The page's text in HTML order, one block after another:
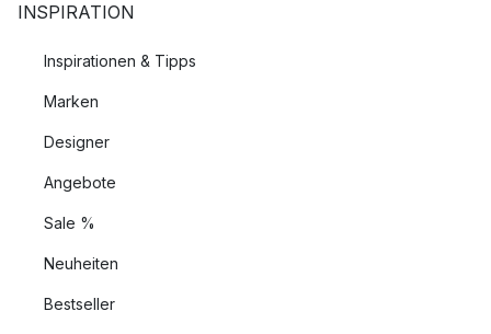
INSPIRATION
Inspirationen & Tipps
Marken
Designer
Angebote
Sale %
Neuheiten
Bestseller